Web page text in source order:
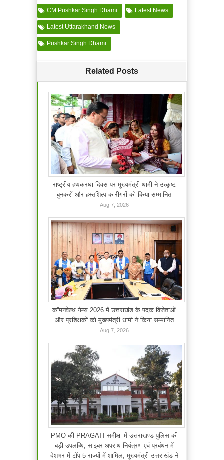
CM Pushkar Singh Dhami Latest News
Latest Uttarakhand News
Pushkar Singh Dhami
Related Posts
राष्ट्रीय हथकरघा दिवस पर मुख्यमंत्री धामी ने उत्कृष्ट
बुनकरों और हस्तशिल्प कारीगरों को किया सम्मानित
Aug 7, 2026
कॉमनवेल्थ गेम्स 2026 में उत्तराखंड के पदक विजेताओं
और प्रशिक्षकों को मुख्यमंत्री धामी ने किया सम्मानित
Aug 7, 2026
PMO की PRAGATI समीक्षा में उत्तराखण्ड पुलिस की
बड़ी उपलब्धि, साइबर अपराध नियंत्रण एवं प्रबंधन में
देशभर में टॉप-5 राज्यों में शामिल, मुख्यमंत्री उत्तराखंड ने